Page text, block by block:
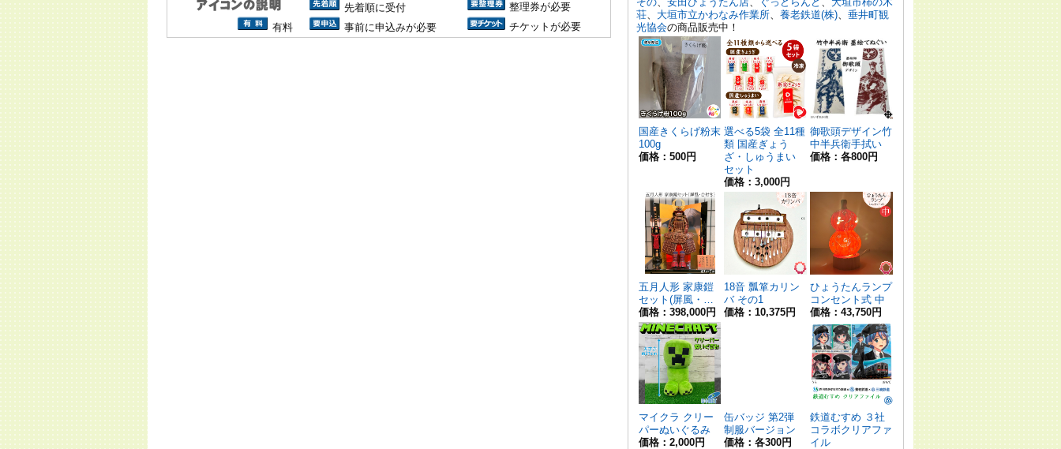
先着順に受付
整理券が必要
有料
事前に申込みが必要 チケットが必要